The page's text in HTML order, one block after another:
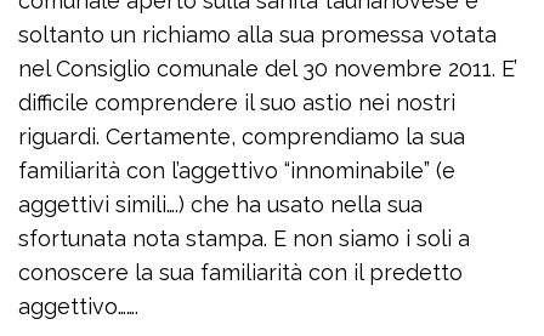
soltanto un richiamo alla sua promessa votata
nel Consiglio comunale del 30 novembre 2011. E’
difficile comprendere il suo astio nei nostri
riguardi. Certamente, comprendiamo la sua
familiarità con l’aggettivo “innominabile” (e
aggettivi simili….) che ha usato nella sua
sfortunata nota stampa. E non siamo i soli a
conoscere la sua familiarità con il predetto
aggettivo…….